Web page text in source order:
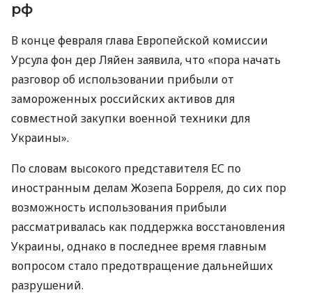
рф
В конце февраля глава Европейской комиссии
Урсула фон дер Ляйен заявила, что «пора начать
разговор об использовании прибыли от
замороженных российских активов для
совместной закупки военной техники для
Украины».
По словам высокого представителя ЕС по
иностранным делам Жозепа Борреля, до сих пор
возможность использования прибыли
рассматривалась как поддержка восстановления
Украины, однако в последнее время главным
вопросом стало предотвращение дальнейших
разрушений.